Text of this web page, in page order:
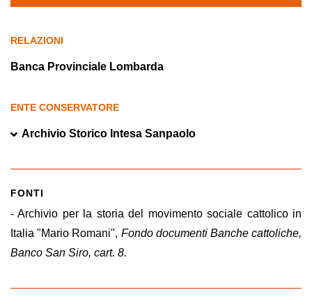
RELAZIONI
Banca Provinciale Lombarda
ENTE CONSERVATORE
Archivio Storico Intesa Sanpaolo
FONTI
- Archivio per la storia del movimento sociale cattolico in
Italia "Mario Romani", Fondo documenti Banche cattoliche,
Banco San Siro, cart. 8.